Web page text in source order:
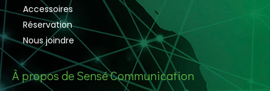
Accessoires
Réservation
Nous joindre
À propos de Sensé Communication